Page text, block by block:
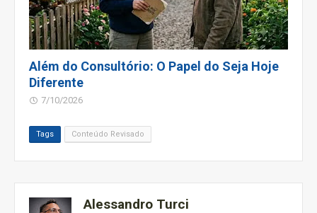
Além do Consultório: O Papel do Seja Hoje
Diferente
7/10/2026
Tags Conteúdo Revisado
Alessandro Turci